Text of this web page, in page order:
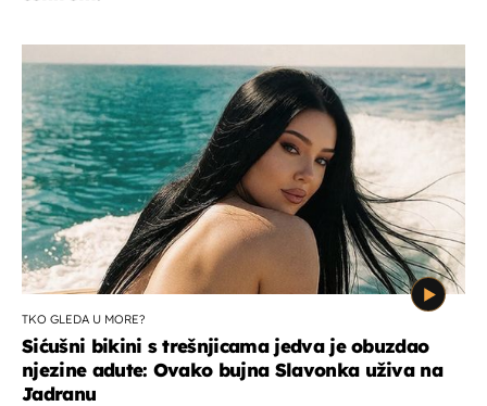
TKO GLEDA U MORE?
Sićušni bikini s trešnjicama jedva je obuzdao
njezine adute: Ovako bujna Slavonka uživa na
Jadranu